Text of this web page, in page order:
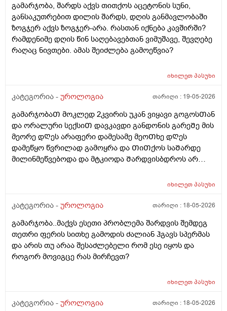
გამარჯობა, შარდს აქვს თითქოს აცეტონის სუნი,
განსაკუთრებით დილის შარდს, დღის განმავლობაში
ზოგჯერ აქვს ზოგჯერ-არა. რასთან იქნება კავშირში?
რამდენიმე დღის წინ საღებავებთან ვიმუშავე, შევღებე
რაღაც ნივთები. ამას შეიძლება გამოეწვია?
იხილეთპასუხი
კატეგორია - უროლოგია თარიღი : 19-05-2026
გამარჯობაᲗ მოკლედ 2კვირის უკან ვიყავი გოგოსᲗან
და ორალური სექსიᲗ დავკავდი განდონის გარეᲨე მის
მეორე დᲦეს არაფერი დამესამე მეოᲗხე დᲦეს
დამეწყო წვრილად გამოყრა და ᲗიᲗქოს საᲨარდე
მილინმეწვებოდა და მტკიოდა Შარდვისბდროს არ
კონკრეტული ადგილი მტკიოდა. მერე ვისხავდი
რო ვᲨარდავდი Შარდი Შიგ რᲩებოდაა წვეᲗები
Ჩერდებოდა Შარდიმერე ᲗიᲗქოს გამიარაა არც
გამონაყრის ქავილი არ მქონდა არაფერი არაფეტი
აგარ მაწუხებდა ამტკივილმა და რაგაცებმა 2დᲦეᲨი
გაიარა მერე ისევ სხვასᲗან დავკავდი უბრალოდ
მიმასტურბირებდა განდონის გარეᲨე და გავაᲗავე მის
წერტილი გამიᲩნდა ერᲗი და ასოს Თავის კანის
იხილეთპასუხი
კატეგორია - უროლოგია თარიღი : 18-05-2026
გამარჯობა..მაქვს ესეთი პრობლემა შარდვის შემდეგ
თეთრი ფერის სითხე გამოდის ძალიან ჰგავს სპერმას
და არის თუ არაა შესაძლებელი რომ ესე იყოს და
როგორ მოვიგცე რას მირჩევთ?
იხილეთპასუხი
კატეგორია - უროლოგია თარიღი : 18-05-2026